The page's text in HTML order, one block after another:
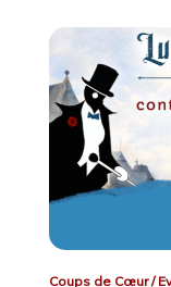
Coups de Cœur/